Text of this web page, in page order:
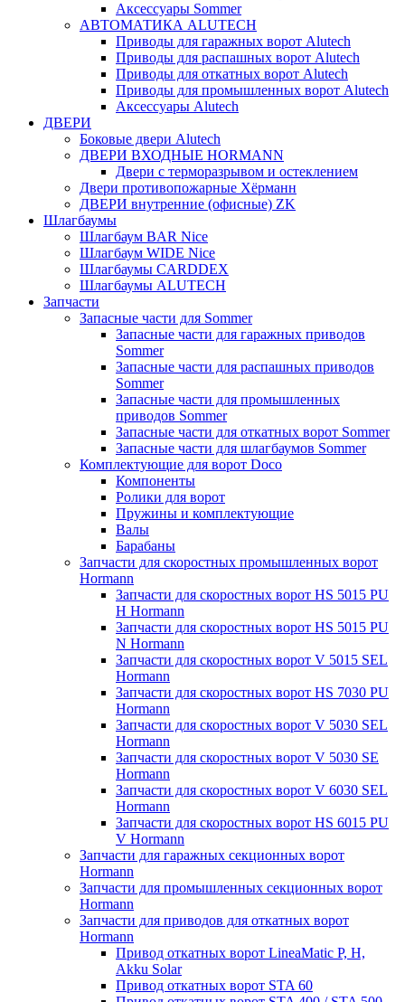
Аксессуары Sommer
АВТОМАТИКА ALUTECH
Приводы для гаражных ворот Alutech
Приводы для распашных ворот Alutech
Приводы для откатных ворот Alutech
Приводы для промышленных ворот Alutech
Аксессуары Alutech
ДВЕРИ
Боковые двери Alutech
ДВЕРИ ВХОДНЫЕ HORMANN
Двери с терморазрывом и остеклением
Двери противопожарные Хёрманн
ДВЕРИ внутренние (офисные) ZK
Шлагбаумы
Шлагбаум BAR Nice
Шлагбаум WIDE Nice
Шлагбаумы CARDDEX
Шлагбаумы ALUTECH
Запчасти
Запасные части для Sommer
Запасные части для гаражных приводов
Sommer
Запасные части для распашных приводов
Sommer
Запасные части для промышленных
приводов Sommer
Запасные части для откатных ворот Sommer
Запасные части для шлагбаумов Sommer
Комплектующие для ворот Doco
Компоненты
Ролики для ворот
Пружины и комплектующие
Валы
Барабаны
Запчасти для скоростных промышленных ворот
Hormann
Запчасти для скоростных ворот HS 5015 PU
H Hormann
Запчасти для скоростных ворот HS 5015 PU
N Hormann
Запчасти для скоростных ворот V 5015 SEL
Hormann
Запчасти для скоростных ворот HS 7030 PU
Hormann
Запчасти для скоростных ворот V 5030 SEL
Hormann
Запчасти для скоростных ворот V 5030 SE
Hormann
Запчасти для скоростных ворот V 6030 SEL
Hormann
Запчасти для скоростных ворот HS 6015 PU
V Hormann
Запчасти для гаражных секционных ворот
Hormann
Запчасти для промышленных секционных ворот
Hormann
Запчасти для приводов для откатных ворот
Hormann
Привод откатных ворот LineaMatic P, H,
Akku Solar
Привод откатных ворот STA 60